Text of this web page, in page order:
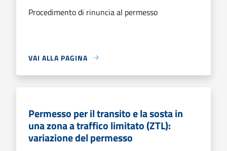
Procedimento di rinuncia al permesso
VAI ALLA PAGINA
Permesso per il transito e la sosta in
una zona a traffico limitato (ZTL):
variazione del permesso